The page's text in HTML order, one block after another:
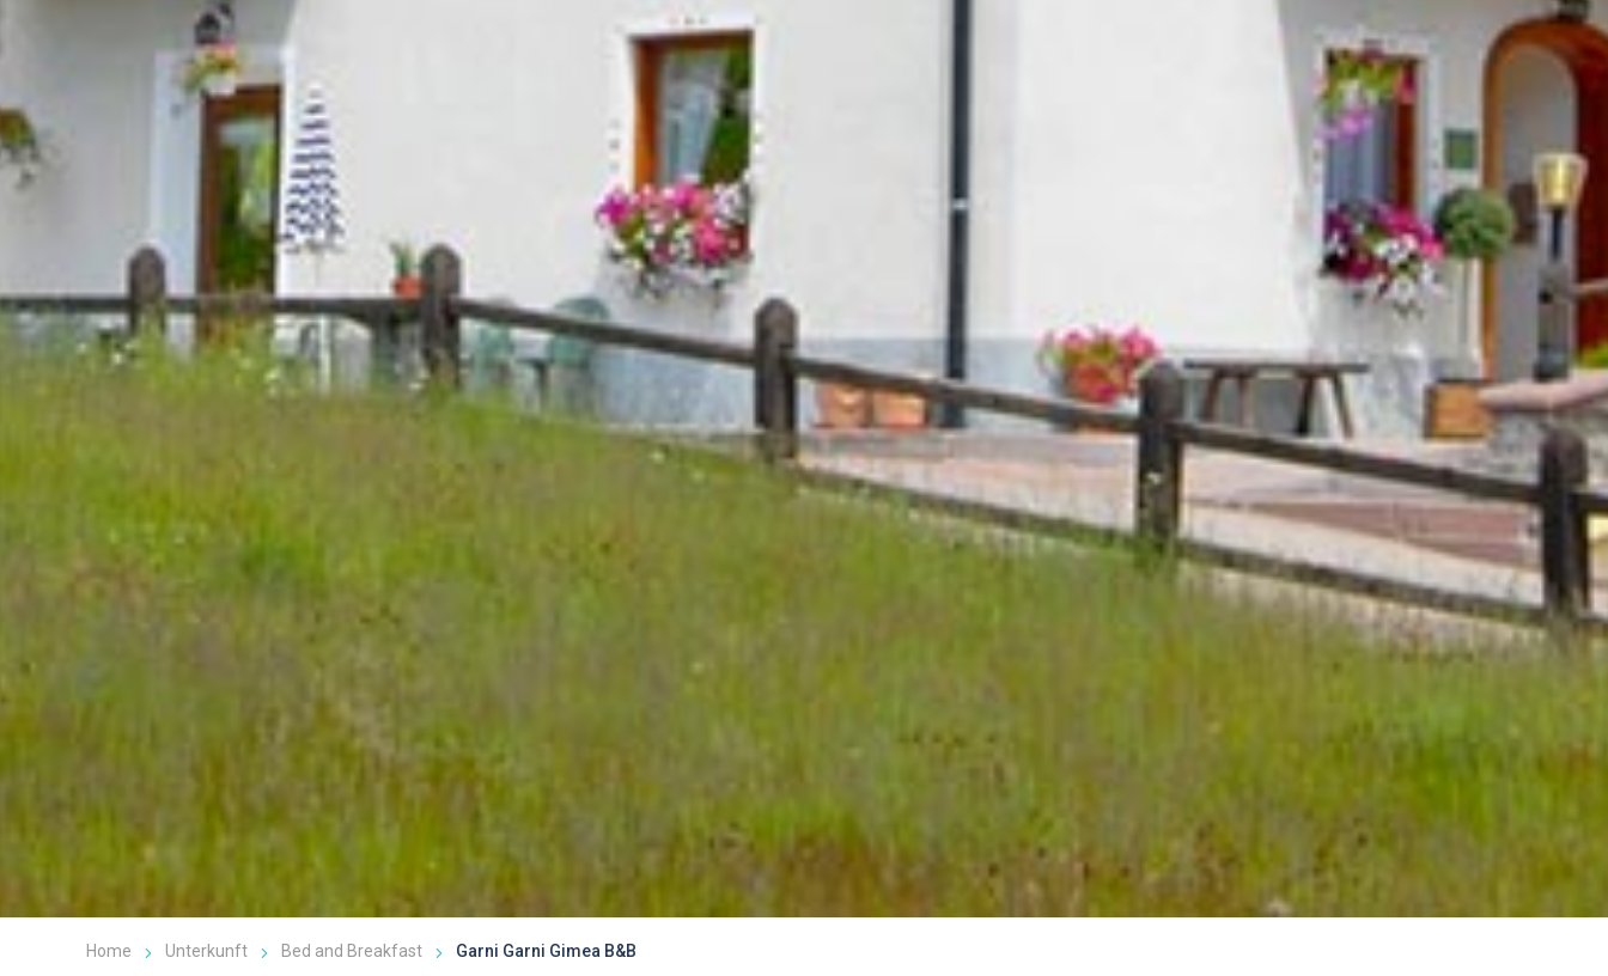
Home Unterkunft Bed and Breakfast Garni Garni Gimea B&B